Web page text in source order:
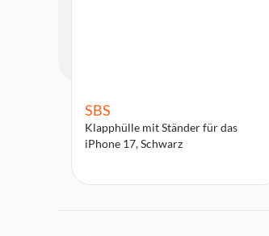
SBS
Klapphülle mit Ständer für das
iPhone 17, Schwarz